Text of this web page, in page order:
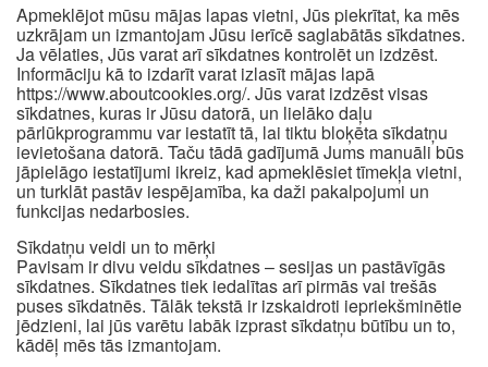
Apmeklējot mūsu mājas lapas vietni, Jūs piekrītat, ka mēs
uzkrājam un izmantojam Jūsu ierīcē saglabātās sīkdatnes.
Ja vēlaties, Jūs varat arī sīkdatnes kontrolēt un izdzēst.
Informāciju kā to izdarīt varat izlasīt mājas lapā
https://www.aboutcookies.org/. Jūs varat izdzēst visas
sīkdatnes, kuras ir Jūsu datorā, un lielāko daļu
pārlūkprogrammu var iestatīt tā, lai tiktu bloķēta sīkdatņu
ievietošana datorā. Taču tādā gadījumā Jums manuāli būs
jāpielāgo iestatījumi ikreiz, kad apmeklēsiet tīmekļa vietni,
un turklāt pastāv iespējamība, ka daži pakalpojumi un
funkcijas nedarbosies.
Sīkdatņu veidi un to mērķi
Pavisam ir divu veidu sīkdatnes – sesijas un pastāvīgās
sīkdatnes. Sīkdatnes tiek iedalītas arī pirmās vai trešās
puses sīkdatnēs. Tālāk tekstā ir izskaidroti iepriekšminētie
jēdzieni, lai jūs varētu labāk izprast sīkdatņu būtību un to,
kādēļ mēs tās izmantojam.